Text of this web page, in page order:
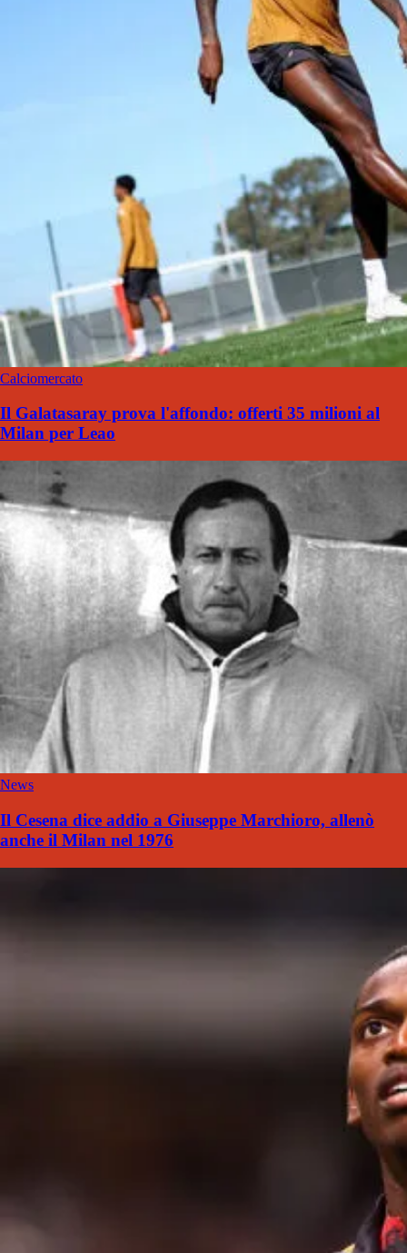
Calciomercato
Il Galatasaray prova l'affondo: offerti 35 milioni al
Milan per Leao
News
Il Cesena dice addio a Giuseppe Marchioro, allenò
anche il Milan nel 1976